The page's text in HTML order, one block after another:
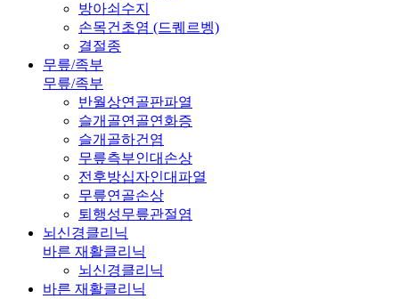
방아쇠수지
손목건초염 (드퀘르벵)
결절종
무릎/족부
무릎/족부
반월상연골판파열
슬개골연골연화증
슬개골하건염
무릎측부인대손상
전후방십자인대파열
무릎연골손상
퇴행성무릎관절염
뇌신경클리닉
바른 재활클리닉
뇌신경클리닉
바른 재활클리닉